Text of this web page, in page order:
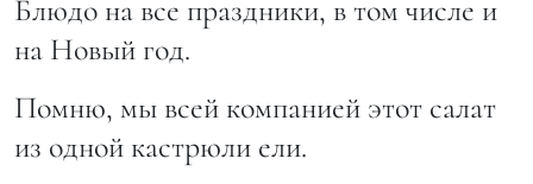
Блюдо на все праздники, в том числе и
на Новый год.
Помню, мы всей компанией этот салат
из одной кастрюли ели.